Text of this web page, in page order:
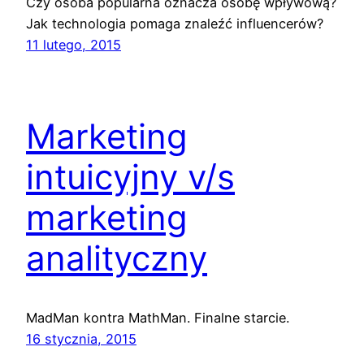
Jak technologia pomaga znaleźć influencerów?
11 lutego, 2015
Marketing
intuicyjny v/s
marketing
analityczny
MadMan kontra MathMan. Finalne starcie.
16 stycznia, 2015